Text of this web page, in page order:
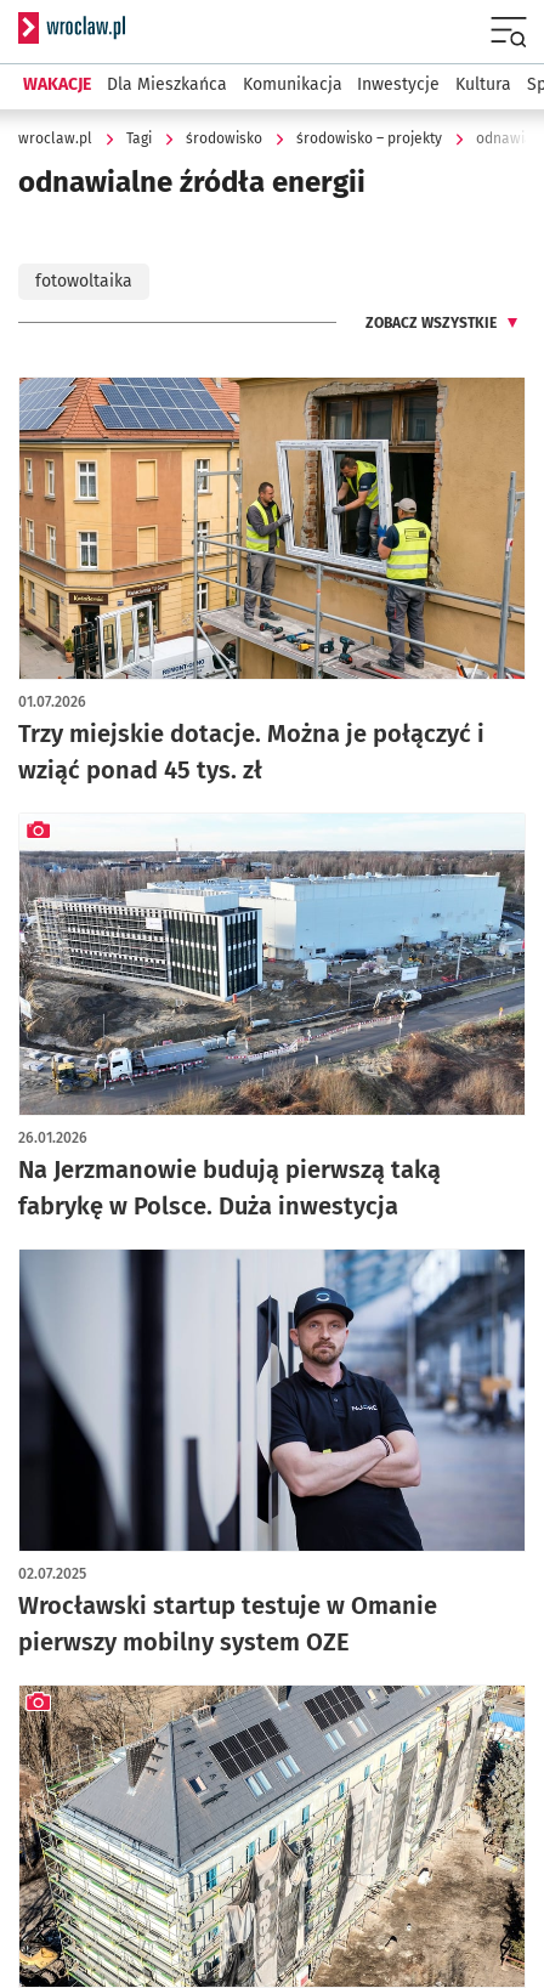
Serwis informacyjny wroclaw.pl
WAKACJE Dla Mieszkańca Komunikacja Inwestycje Kultura
wroclaw.pl Tagi środowisko środowisko – projekty
odnawialne źródła energii
fotowoltaika
ZOBACZ WSZYSTKIE
Trzy miejskie dotacje. Można je połączyć i
wziąć ponad 45 tys. zł
01.07.2026
Na Jerzmanowie budują pierwszą taką
fabrykę w Polsce. Duża inwestycja
26.01.2026
artykuł z galerią zdjęć
Wrocławski startup testuje w Omanie
pierwszy mobilny system OZE
02.07.2025